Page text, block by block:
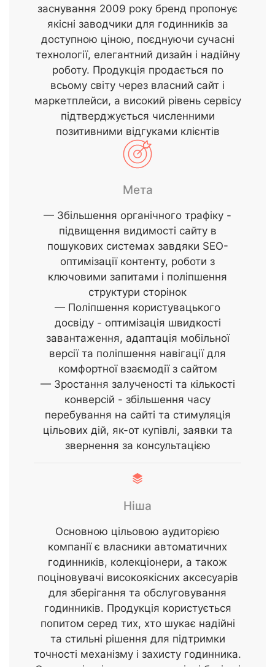
заснування 2009 року бренд пропонує
якісні заводчики для годинників за
доступною ціною, поєднуючи сучасні
технології, елегантний дизайн і надійну
роботу. Продукція продається по
всьому світу через власний сайт і
маркетплейси, а високий рівень сервісу
підтверджується численними
позитивними відгуками клієнтів
Мета
— Збільшення органічного трафіку -
підвищення видимості сайту в
пошукових системах завдяки SEO-
оптимізації контенту, роботи з
ключовими запитами і поліпшення
структури сторінок
— Поліпшення користувацького
досвіду - оптимізація швидкості
завантаження, адаптація мобільної
версії та поліпшення навігації для
комфортної взаємодії з сайтом
— Зростання залученості та кількості
конверсій - збільшення часу
перебування на сайті та стимуляція
цільових дій, як-от купівлі, заявки та
звернення за консультацією
Ніша
Основною цільовою аудиторією
компанії є власники автоматичних
годинників, колекціонери, а також
поціновувачі високоякісних аксесуарів
для зберігання та обслуговування
годинників. Продукція користується
попитом серед тих, хто шукає надійні
та стильні рішення для підтримки
точності механізму і захисту годинника.